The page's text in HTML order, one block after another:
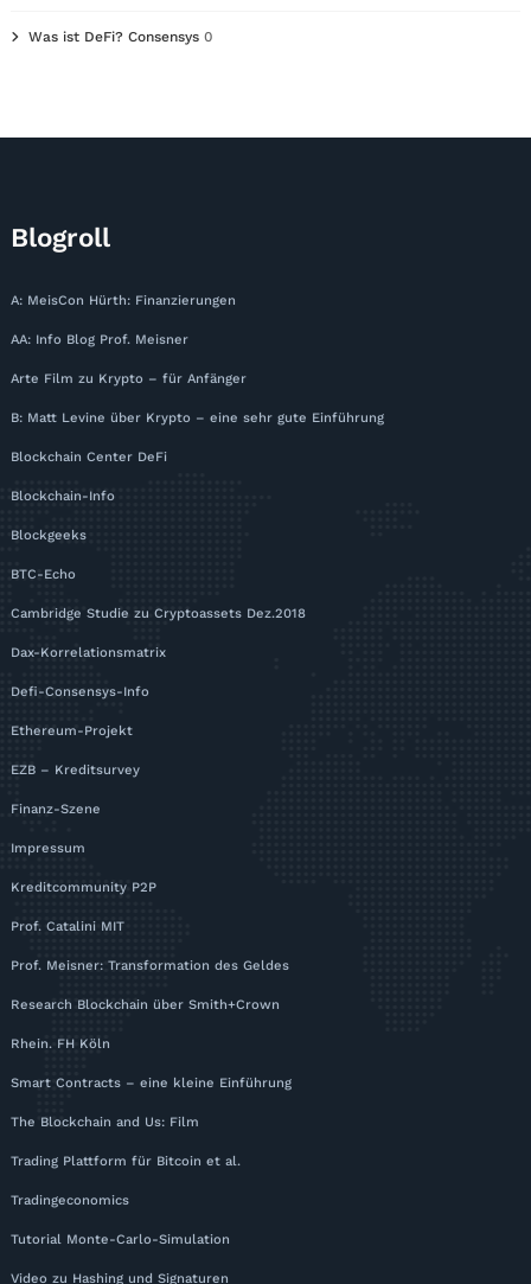
Was ist DeFi? Consensys 0
Blogroll
A: MeisCon Hürth: Finanzierungen
AA: Info Blog Prof. Meisner
Arte Film zu Krypto – für Anfänger
B: Matt Levine über Krypto – eine sehr gute Einführung
Blockchain Center DeFi
Blockchain-Info
Blockgeeks
BTC-Echo
Cambridge Studie zu Cryptoassets Dez.2018
Dax-Korrelationsmatrix
Defi-Consensys-Info
Ethereum-Projekt
EZB – Kreditsurvey
Finanz-Szene
Impressum
Kreditcommunity P2P
Prof. Catalini MIT
Prof. Meisner: Transformation des Geldes
Research Blockchain über Smith+Crown
Rhein. FH Köln
Smart Contracts – eine kleine Einführung
The Blockchain and Us: Film
Trading Plattform für Bitcoin et al.
Tradingeconomics
Tutorial Monte-Carlo-Simulation
Video zu Hashing und Signaturen